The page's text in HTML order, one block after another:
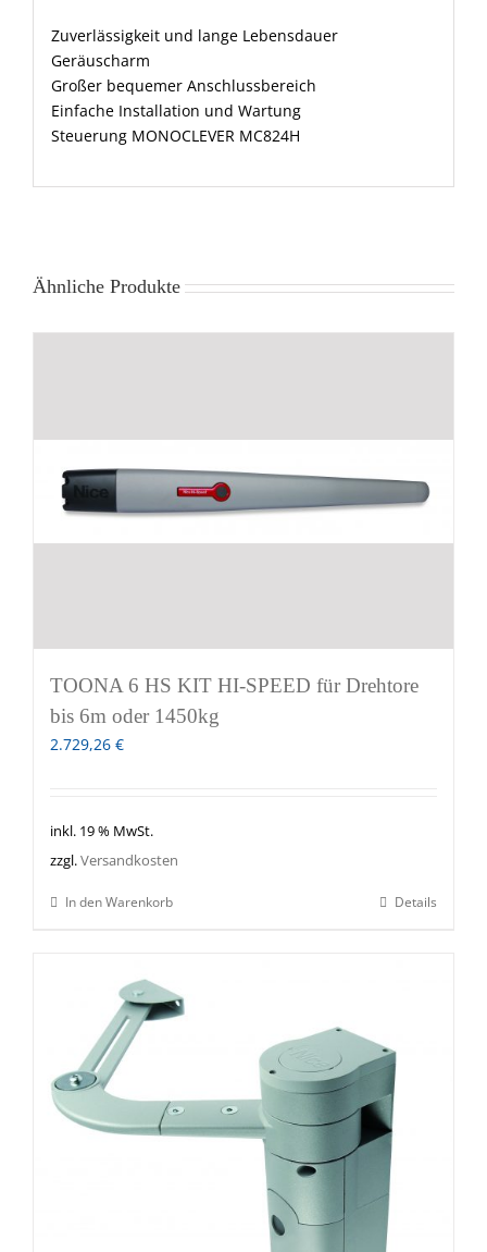
Zuverlässigkeit und lange Lebensdauer
Geräuscharm
Großer bequemer Anschlussbereich
Einfache Installation und Wartung
Steuerung MONOCLEVER MC824H
Ähnliche Produkte
TOONA 6 HS KIT HI-SPEED für Drehtore
bis 6m oder 1450kg
2.729,26 €
inkl. 19 % MwSt.
zzgl.Versandkosten
In den Warenkorb Details